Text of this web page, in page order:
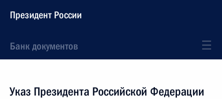
Президент России
Банк документов
Указ Президента Российской Федерации